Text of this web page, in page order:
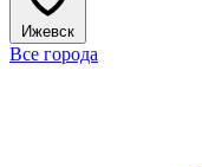
Ижевск
Все города